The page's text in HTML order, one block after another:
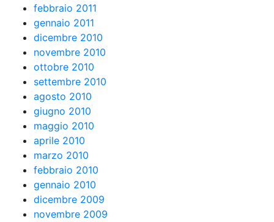
febbraio 2011
gennaio 2011
dicembre 2010
novembre 2010
ottobre 2010
settembre 2010
agosto 2010
giugno 2010
maggio 2010
aprile 2010
marzo 2010
febbraio 2010
gennaio 2010
dicembre 2009
novembre 2009